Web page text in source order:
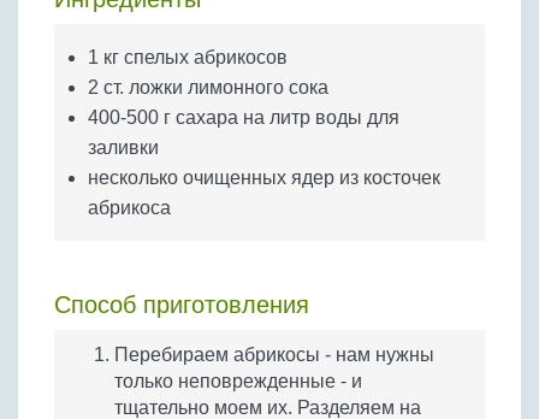
Бобовые
Яйца
Крупы
1 кг спелых абрикосов
2 ст. ложки лимонного сока
400-500 г сахара на литр воды для
заливки
несколько очищенных ядер из косточек
абрикоса
Способ приготовления
Перебираем абрикосы - нам нужны
только неповрежденные - и
тщательно моем их. Разделяем на